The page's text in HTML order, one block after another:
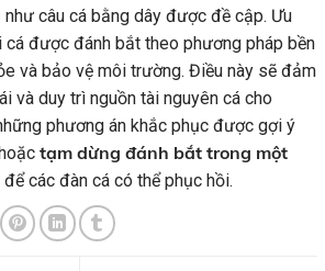
như câu cá bằng dây được đề cập. Ưu
được đánh bắt theo phương pháp bền
và bảo vệ môi trường. Điều này sẽ đảm
và duy trì nguồn tài nguyên cá cho
phương án khắc phục được gợi ý
tạm dừng đánh bắt trong một
để các đàn cá có thể phục hồi.